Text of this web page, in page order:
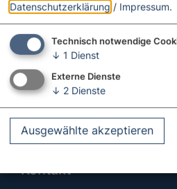
Kontakt
Datenschutzerklärung / Impressum.
Technisch notwendige
↓ 1 Dienst
Externe Dienste
↓ 2 Dienste
Ausgewählte akzeptieren